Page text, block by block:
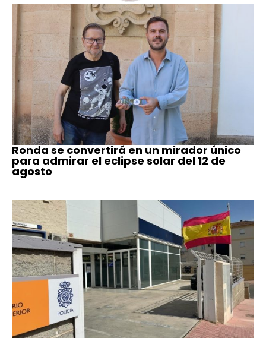
Ronda se convertirá en un mirador único
para admirar el eclipse solar del 12 de
agosto